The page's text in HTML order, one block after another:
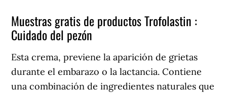
Muestras gratis de productos Trofolastin :
Cuidado del pezón
Esta crema, previene la aparición de grietas
durante el embarazo o la lactancia. Contiene
una combinación de ingredientes naturales que